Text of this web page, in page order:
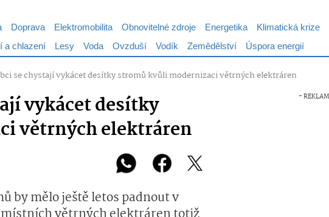
Doprava Elektromobilita Obnovitelné zdroje Energetika Klimatická krize
a chlazení Lesy Voda Ovzduší Vodík Zemědělství Úspora energií
se chystají vykácet desítky stromů kvůli modernizaci větrných elektráren
vykácet desítky
větrných elektráren
by mělo ještě letos padnout v